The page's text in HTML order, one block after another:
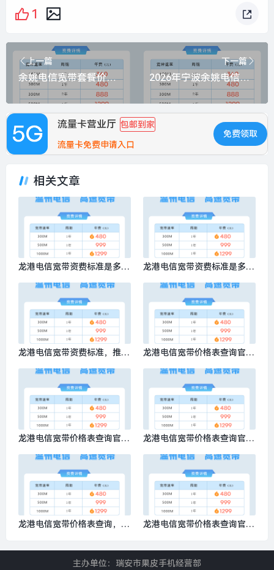
1
上一篇
余姚电信宽带套餐价格表最新消息？推荐电信100M包1年仅需360元
下一篇
2026年宁波余姚电信宽带套餐价格表？推荐电信100M包1年仅需360元
流量卡营业厅 包邮到家
流量卡免费申请入口
免费领取
相关文章
龙港电信宽带资费标准是多少
龙港电信宽带资费标准是多
龙港电信宽带资费标准，推荐
龙港电信宽带价格表查询官网
龙港电信宽带价格表查询官网
龙港电信宽带价格表查询官
龙港电信宽带价格表查询，推
元
龙港电信宽带价格表查询官网
1年仅需1299元
主办单位：瑞安市果皮手机经营部